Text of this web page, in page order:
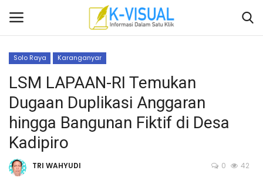
Beranda
Contact
Banten
Solo Raya Karanganyar
LSM LAPAAN-RI Temukan
Dugaan Duplikasi Anggaran
hingga Bangunan Fiktif di Desa
Kadipiro
TRI WAHYUDI 0 42